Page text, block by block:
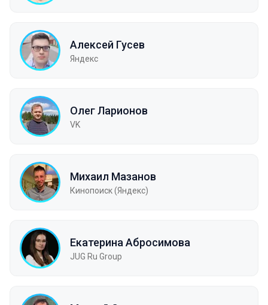
Алексей Гусев
Яндекс
Олег Ларионов
VK
Михаил Мазанов
Кинопоиск (Яндекс)
Екатерина Абросимова
JUG Ru Group